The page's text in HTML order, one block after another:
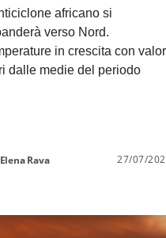
africano si
verso Nord.
in crescita con
dalle medie del periodo
Elena Rava 27/07/